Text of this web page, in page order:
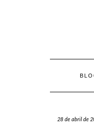
28 de abril de